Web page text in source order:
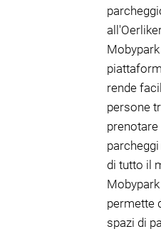
rende
persone
prenotare
di tutto il
permette
spazi di